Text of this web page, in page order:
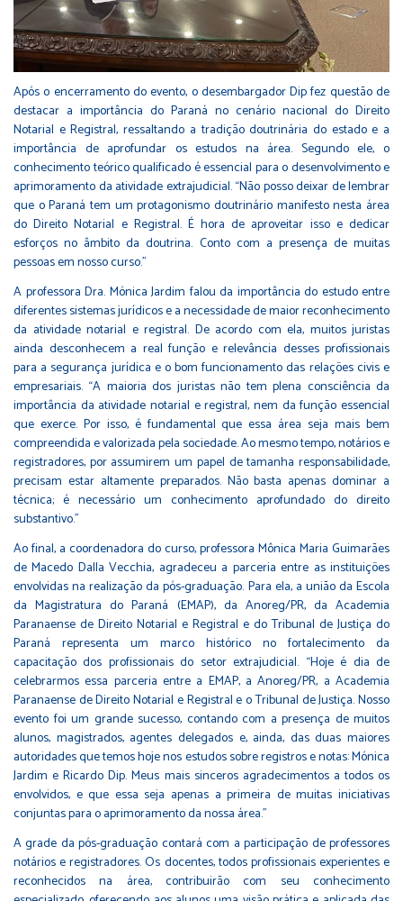
Após o encerramento do evento, o desembargador Dip fez questão de
destacar a importância do Paraná no cenário nacional do Direito
Notarial e Registral, ressaltando a tradição doutrinária do estado e a
importância de aprofundar os estudos na área. Segundo ele, o
conhecimento teórico qualificado é essencial para o desenvolvimento e
aprimoramento da atividade extrajudicial. “Não posso deixar de lembrar
que o Paraná tem um protagonismo doutrinário manifesto nesta área
do Direito Notarial e Registral. É hora de aproveitar isso e dedicar
esforços no âmbito da doutrina. Conto com a presença de muitas
pessoas em nosso curso.”
A professora Dra. Mónica Jardim falou da importância do estudo entre
diferentes sistemas jurídicos e a necessidade de maior reconhecimento
da atividade notarial e registral. De acordo com ela, muitos juristas
ainda desconhecem a real função e relevância desses profissionais
para a segurança jurídica e o bom funcionamento das relações civis e
empresariais. “A maioria dos juristas não tem plena consciência da
importância da atividade notarial e registral, nem da função essencial
que exerce. Por isso, é fundamental que essa área seja mais bem
compreendida e valorizada pela sociedade. Ao mesmo tempo, notários e
registradores, por assumirem um papel de tamanha responsabilidade,
precisam estar altamente preparados. Não basta apenas dominar a
técnica; é necessário um conhecimento aprofundado do direito
substantivo.”
Ao final, a coordenadora do curso, professora Mônica Maria Guimarães
de Macedo Dalla Vecchia, agradeceu a parceria entre as instituições
envolvidas na realização da pós-graduação. Para ela, a união da Escola
da Magistratura do Paraná (EMAP), da Anoreg/PR, da Academia
Paranaense de Direito Notarial e Registral e do Tribunal de Justiça do
Paraná representa um marco histórico no fortalecimento da
capacitação dos profissionais do setor extrajudicial. “Hoje é dia de
celebrarmos essa parceria entre a EMAP, a Anoreg/PR, a Academia
Paranaense de Direito Notarial e Registral e o Tribunal de Justiça. Nosso
evento foi um grande sucesso, contando com a presença de muitos
alunos, magistrados, agentes delegados e, ainda, das duas maiores
autoridades que temos hoje nos estudos sobre registros e notas: Mónica
Jardim e Ricardo Dip. Meus mais sinceros agradecimentos a todos os
envolvidos, e que essa seja apenas a primeira de muitas iniciativas
conjuntas para o aprimoramento da nossa área.”
A grade da pós-graduação contará com a participação de professores
notários e registradores. Os docentes, todos profissionais experientes e
reconhecidos na área, contribuirão com seu conhecimento